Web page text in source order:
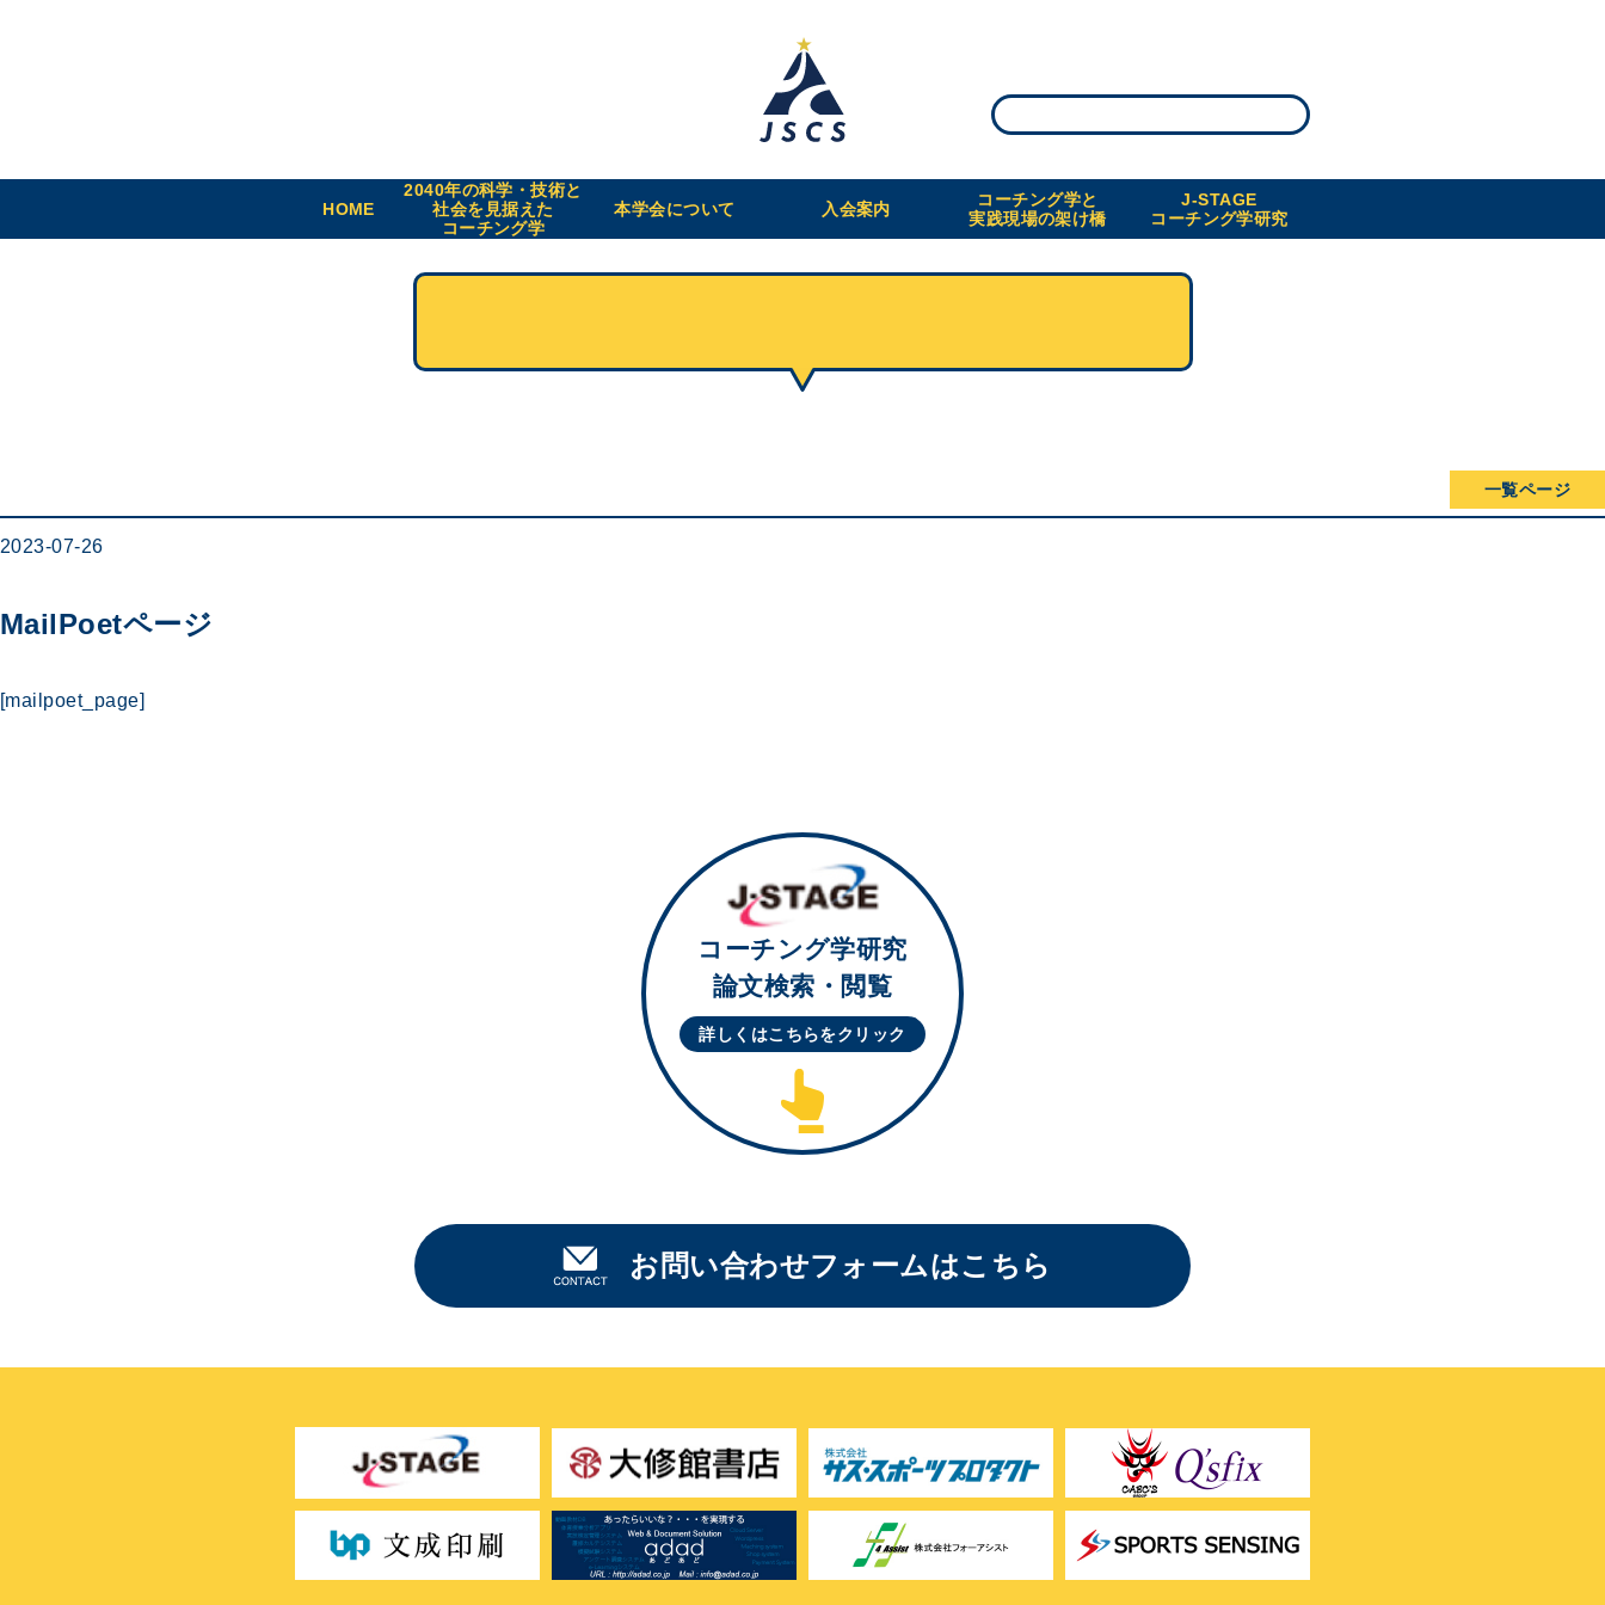
HOME
2040年の科学・技術と
社会を見据えた
コーチング学
本学会について 入会案内
コーチング学と
実践現場の架け橋
J-STAGE
コーチング学研究
一覧ページ
2023-07-26
MailPoetページ
[mailpoet_page]
コーチング学研究
論文検索・閲覧
詳しくはこちらをクリック
お問い合わせフォームはこちら